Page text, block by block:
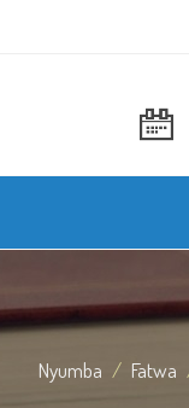
Nyumba Fatwa